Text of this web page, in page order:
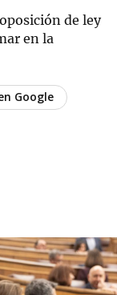
de ley
en la
Google